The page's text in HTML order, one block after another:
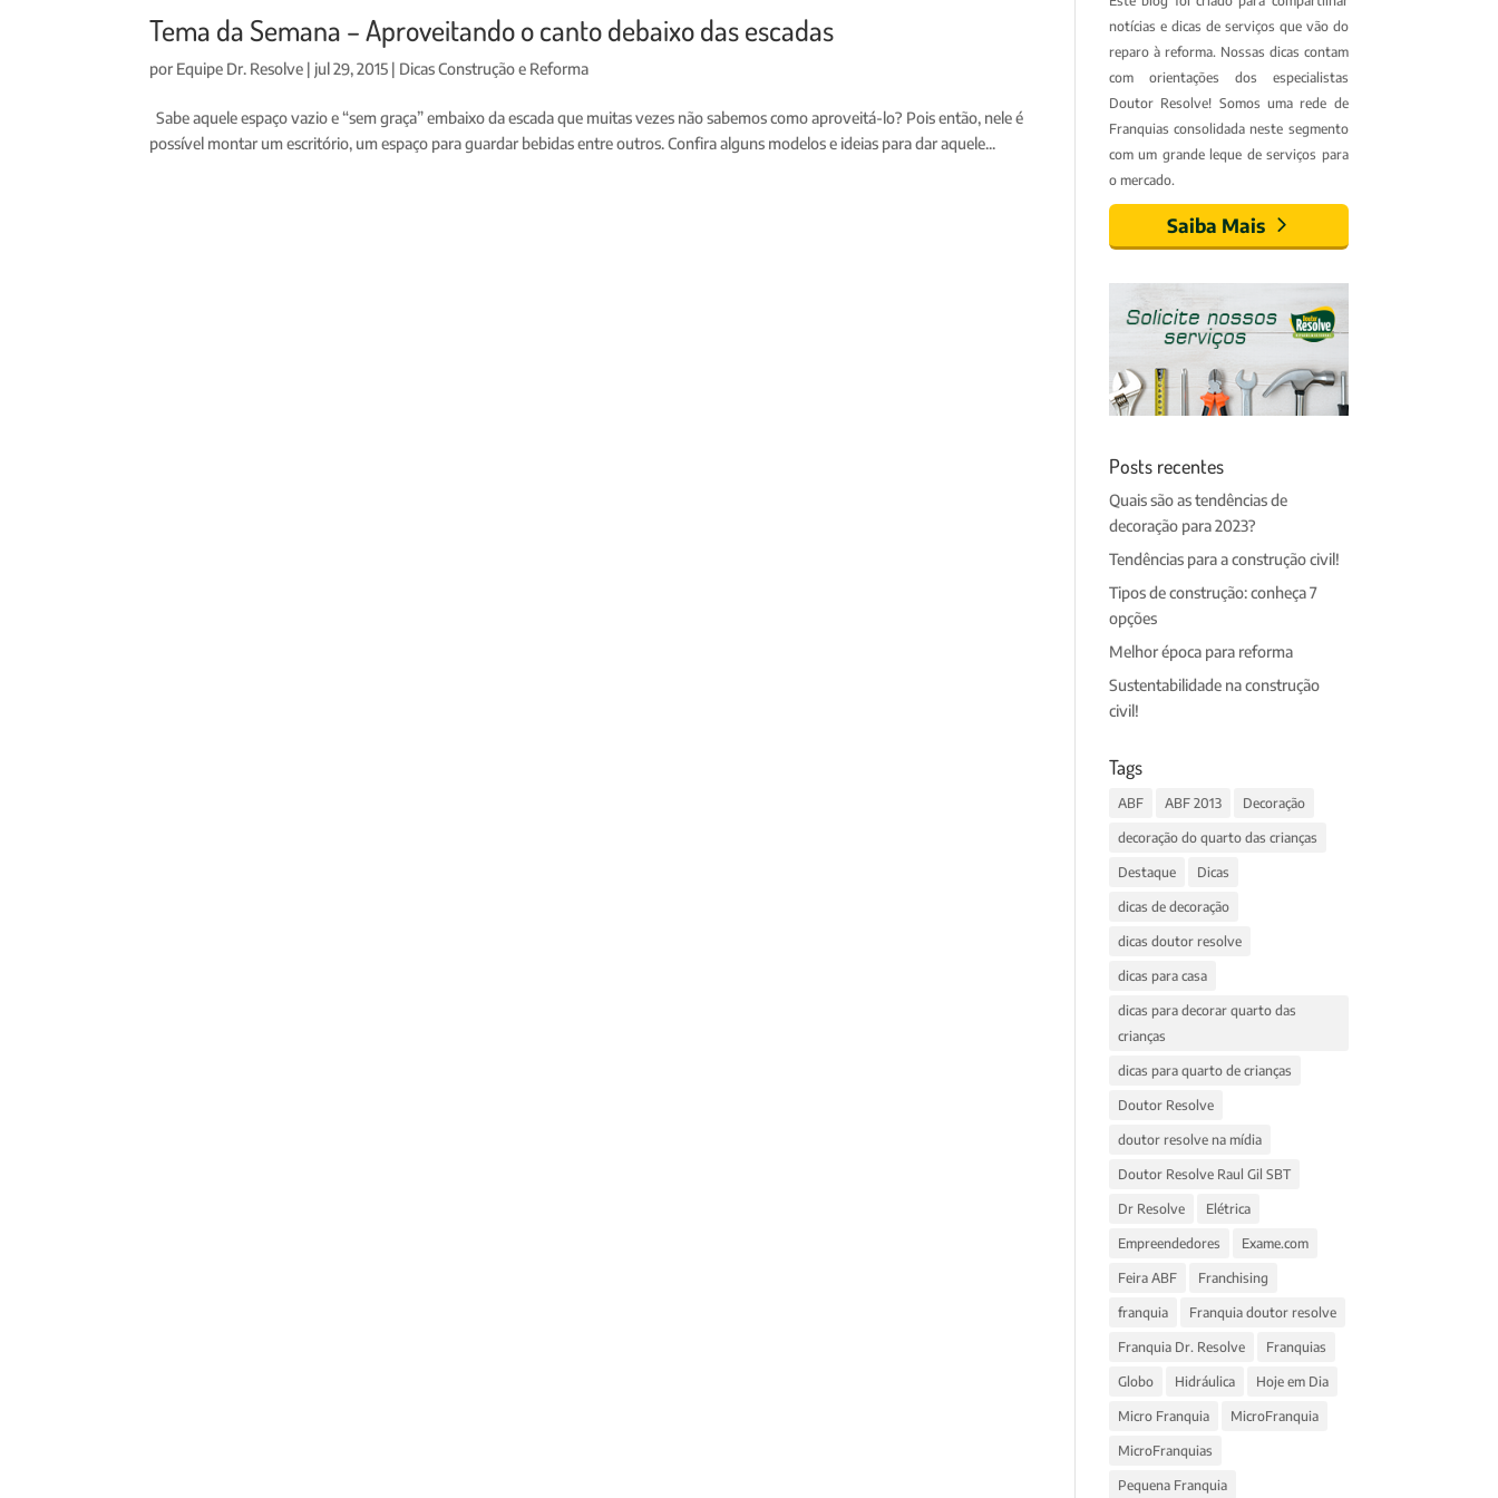
Tema da Semana – Aproveitando o canto debaixo das escadas
por Equipe Dr. Resolve | jul 29, 2015 | Dicas Construção e Reforma
Sabe aquele espaço vazio e “sem graça” embaixo da escada que muitas vezes não sabemos como aproveitá-lo? Pois então, nele é
possível montar um escritório, um espaço para guardar bebidas entre outros. Confira alguns modelos e ideias para dar aquele...
notícias e dicas de serviços que vão do
reparo à reforma. Nossas dicas contam
com orientações dos especialistas
Doutor Resolve! Somos uma rede de
Franquias consolidada neste segmento
com um grande leque de serviços para
o mercado.
Saiba Mais
Posts recentes
Quais são as tendências de
decoração para 2023?
Tendências para a construção civil!
Tipos de construção: conheça 7
opções
Melhor época para reforma
Sustentabilidade na construção
civil!
Tags
ABF ABF 2013 Decoração
decoração do quarto das crianças
Destaque Dicas
dicas de decoração
dicas doutor resolve
dicas para casa
dicas para decorar quarto das
crianças
dicas para quarto de crianças
Doutor Resolve
doutor resolve na mídia
Doutor Resolve Raul Gil SBT
Dr Resolve Elétrica
Empreendedores Exame.com
Feira ABF Franchising
franquia Franquia doutor resolve
Franquia Dr. Resolve Franquias
Globo Hidráulica Hoje em Dia
Micro Franquia MicroFranquia
MicroFranquias
Pequena Franquia